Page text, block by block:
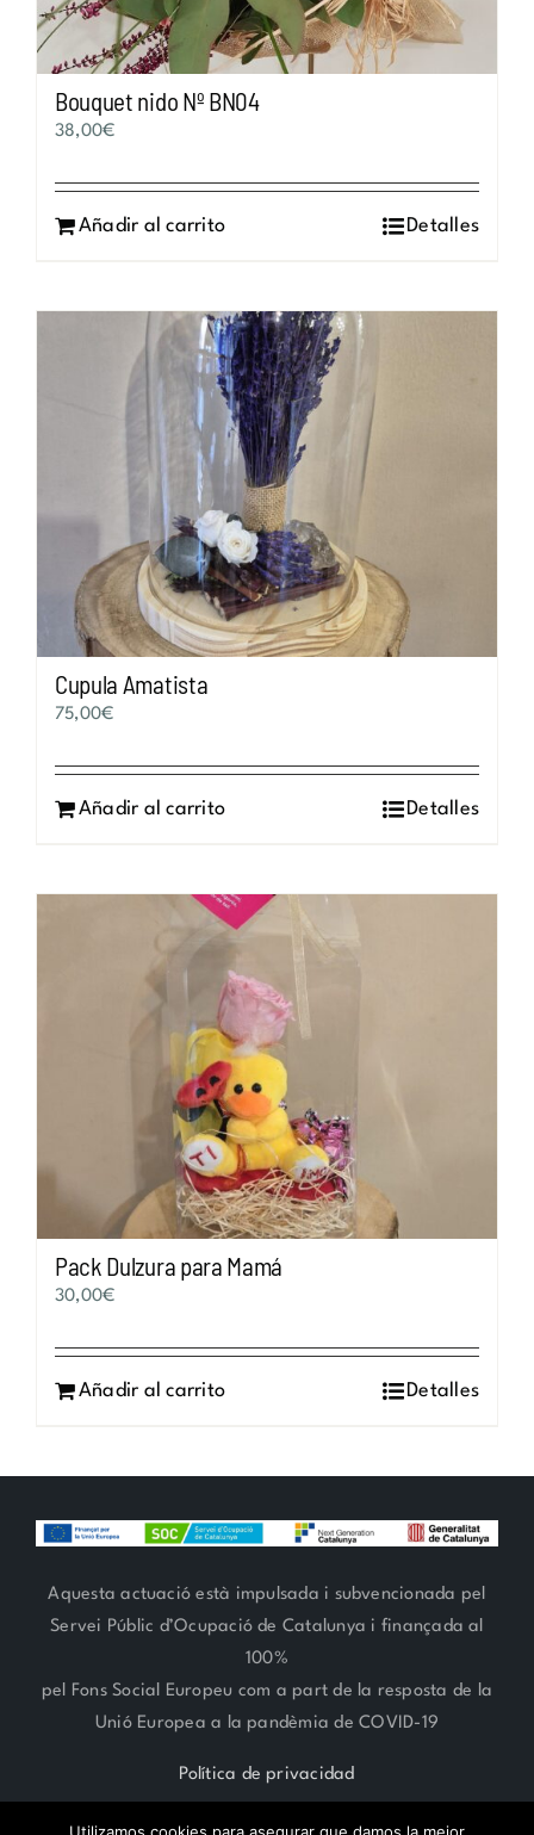
Bouquet nido Nº BN04
38,00€
Añadir al carrito Detalles
Cupula Amatista
75,00€
Añadir al carrito Detalles
Pack Dulzura para Mamá
30,00€
Añadir al carrito Detalles
Aquesta actuació està impulsada i subvencionada pel
Servei Públic d’Ocupació de Catalunya i finançada al
100%
pel Fons Social Europeu com a part de la resposta de la
Unió Europea a la pandèmia de COVID-19
Política de privacidad